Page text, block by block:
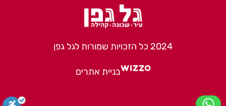
2024 כל הזכויות שמורות לגל גפן
בניית אתרים